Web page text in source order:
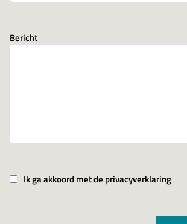
Bericht
Ik ga akkoord met de privacyverklaring